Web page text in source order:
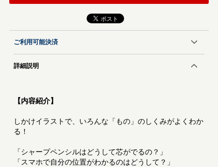
ご利用可能決済
詳細説明
【内容紹介】
しかけイラストで、いろんな「もの」のしくみがよくわか
る！
「シャープペンシルはどうして芯がでるの？」
「スマホで自分の位置がわかるのはどうして？」